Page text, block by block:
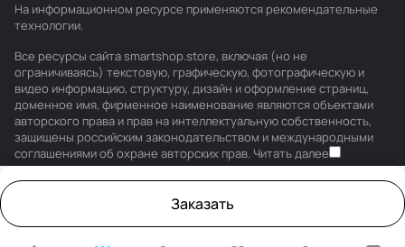
Заказать
На информационном ресурсе применяются рекомендательные
технологии.
Все ресурсы сайта smartshop.store, включая (но не
ограничиваясь) текстовую, графическую, фотографическую и
видео информацию, структуру, дизайн и оформление страниц,
доменное имя, фирменное наименование являются объектами
авторского права и прав на интеллектуальную собственность,
защищены российским законодательством и международными
соглашениями об охране авторских прав. Читать далее